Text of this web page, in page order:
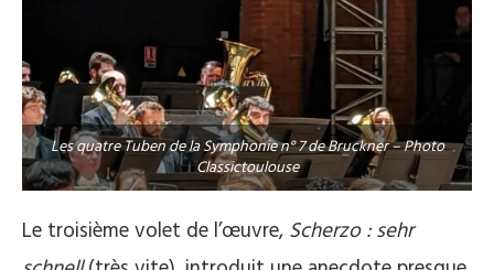
Les quatre Tuben de la Symphonie n° 7 de Bruckner – Photo
Classictoulouse
Le troisième volet de l’œuvre, Scherzo : sehr